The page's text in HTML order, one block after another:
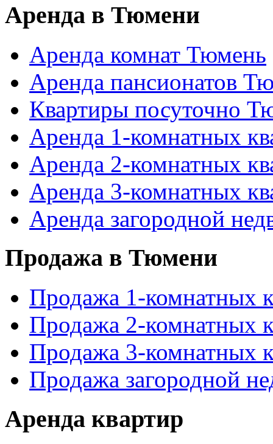
Аренда в Тюмени
Аренда комнат Тюмень
Аренда пансионатов
Квартиры посуточно
Аренда 1-комнатных
Аренда 2-комнатных
Аренда 3-комнатных
Аренда загородной
Продажа в Тюмени
Продажа 1-комнатных
Продажа 2-комнатных
Продажа 3-комнатных
Продажа загородной
Аренда квартир